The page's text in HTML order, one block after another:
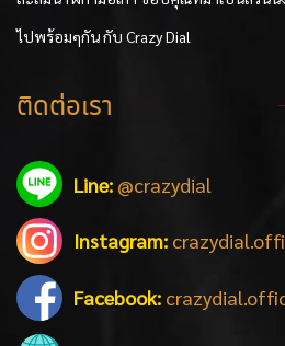
ไปพร้อมๆกัน กับ Crazy Dial
ติดต่อเรา
Line: @crazydial
Instagram:
Facebook: